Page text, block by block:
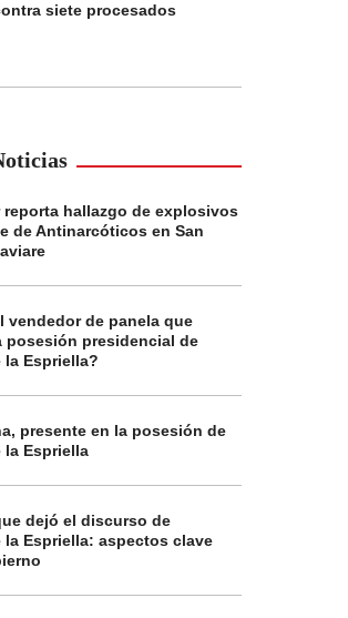
siete procesados
reporta hallazgo de explosivos
de Antinarcóticos en San
vendedor de panela que
posesión presidencial de
la Espriella?
presente en la posesión de
la Espriella
dejó el discurso de
la Espriella: aspectos clave